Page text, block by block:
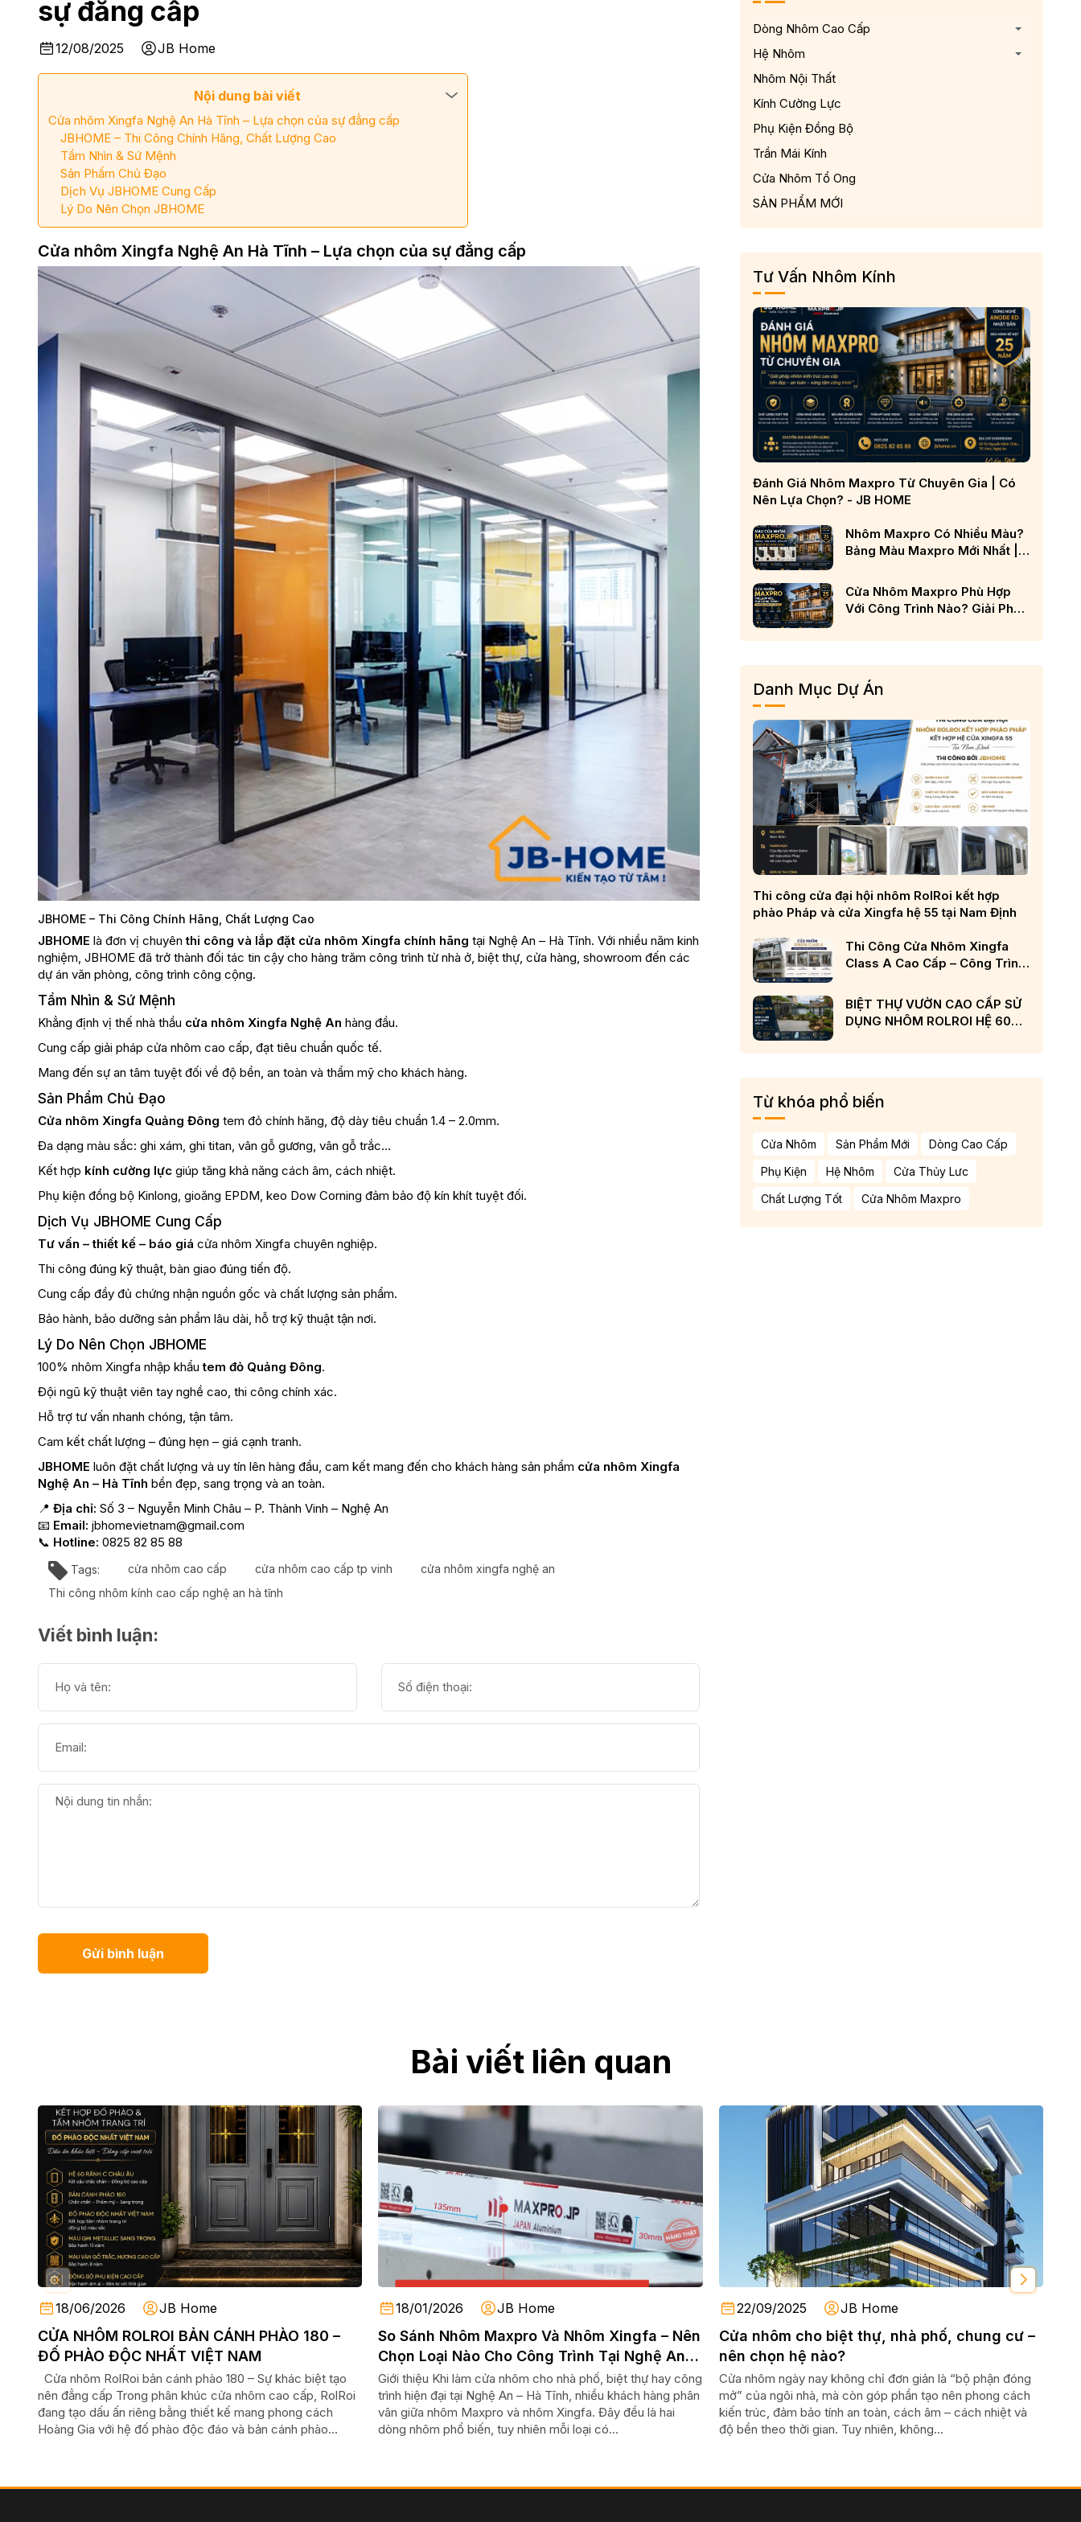
sự đẳng cấp
12/08/2025 JB Home
Nội dung bài viết
Cửa nhôm Xingfa Nghệ An Hà Tĩnh – Lựa chọn của sự đẳng cấp
JBHOME – Thi Công Chính Hãng, Chất Lượng Cao
Tầm Nhìn & Sứ Mệnh
Sản Phẩm Chủ Đạo
Dịch Vụ JBHOME Cung Cấp
Lý Do Nên Chọn JBHOME
Cửa nhôm Xingfa Nghệ An Hà Tĩnh – Lựa chọn của sự đẳng cấp
JBHOME – Thi Công Chính Hãng, Chất Lượng Cao
JBHOME là đơn vị chuyênthi công và lắp đặt cửa nhôm Xingfa chính hãng tại Nghệ An – Hà Tĩnh. Với nhiều năm kinh
nghiệm, JBHOME đã trở thành đối tác tin cậy cho hàng trăm công trình từ nhà ở, biệt thự, cửa hàng, showroom đến các
dự án văn phòng, công trình công cộng.
Tầm Nhìn & Sứ Mệnh
Khẳng định vị thế nhà thầu cửa nhôm Xingfa Nghệ An hàng đầu.
Cung cấp giải pháp cửa nhôm cao cấp, đạt tiêu chuẩn quốc tế.
Mang đến sự an tâm tuyệt đối về độ bền, an toàn và thẩm mỹ cho khách hàng.
Sản Phẩm Chủ Đạo
Cửa nhôm Xingfa Quảng Đông tem đỏ chính hãng, độ dày tiêu chuẩn 1.4 – 2.0mm.
Đa dạng màu sắc: ghi xám, ghi titan, vân gỗ gương, vân gỗ trắc…
Kết hợp kính cường lực giúp tăng khả năng cách âm, cách nhiệt.
Phụ kiện đồng bộ Kinlong, gioăng EPDM, keo Dow Corning đảm bảo độ kín khít tuyệt đối.
Dịch Vụ JBHOME Cung Cấp
Tư vấn – thiết kế – báo giá cửa nhôm Xingfa chuyên nghiệp.
Thi công đúng kỹ thuật, bàn giao đúng tiến độ.
Cung cấp đầy đủ chứng nhận nguồn gốc và chất lượng sản phẩm.
Bảo hành, bảo dưỡng sản phẩm lâu dài, hỗ trợ kỹ thuật tận nơi.
Lý Do Nên Chọn JBHOME
100% nhôm Xingfa nhập khẩutem đỏ Quảng Đông.
Đội ngũ kỹ thuật viên tay nghề cao, thi công chính xác.
Hỗ trợ tư vấn nhanh chóng, tận tâm.
Cam kết chất lượng – đúng hẹn – giá cạnh tranh.
JBHOME luôn đặt chất lượng và uy tín lên hàng đầu, cam kết mang đến cho khách hàng sản phẩm cửa nhôm Xingfa
Nghệ An – Hà Tĩnh bền đẹp, sang trọng và an toàn.
📍 Địa chỉ: Số 3 – Nguyễn Minh Châu – P. Thành Vinh – Nghệ An
📧 Email: jbhomevietnam@gmail.com
📞 Hotline: 0825 82 85 88
Tags: cửa nhôm cao cấp cửa nhôm cao cấp tp vinh
cửa nhôm xingfa nghệ an
Thi công nhôm kính cao cấp nghệ an hà tĩnh
Viết bình luận:
Gửi bình luận
Dòng Nhôm Cao Cấp
Hệ Nhôm
Nhôm Nội Thất
Kính Cường Lực
Phụ Kiện Đồng Bộ
Trần Mái Kính
Cửa Nhôm Tổ Ong
SẢN PHẨM MỚI
Tư Vấn Nhôm Kính
Đánh Giá Nhôm Maxpro Từ Chuyên Gia | Có
Nên Lựa Chọn? - JB HOME
Nhôm Maxpro Có Nhiều Màu?
Bảng Màu Maxpro Mới Nhất |
Cửa Nhôm Maxpro Phù Hợp
Với Công Trình Nào? Giải Pháp
Công Trình Cao Cấp
Danh Mục Dự Án
Thi công cửa đại hội nhôm RolRoi kết hợp
phào Pháp và cửa Xingfa hệ 55 tại Nam Định
Thi Công Cửa Nhôm Xingfa
Class A Cao Cấp – Công Trình
An
BIỆT THỰ VƯỜN CAO CẤP SỬ
DỤNG NHÔM ROLROI HỆ 60
LOW-E CẢN NHIỆT
Từ khóa phổ biến
Cửa Nhôm Sản Phẩm Mới
Dòng Cao Cấp
Phụ Kiện
Hệ Nhôm
Cửa Thủy Lưc
Chất Lượng Tốt
Cửa Nhôm Maxpro
Bài viết liên quan
18/06/2026 JB Home
CỬA NHÔM ROLROI BẢN CÁNH PHÀO 180 –
ĐỐ PHÀO ĐỘC NHẤT VIỆT NAM
Cửa nhôm RolRoi bản cánh phào 180 – Sự khác biệt tạo
nên đẳng cấp Trong phân khúc cửa nhôm cao cấp, RolRoi
đang tạo dấu ấn riêng bằng thiết kế mang phong cách
Hoàng Gia với hệ đố phào độc đáo và bản cánh phào...
18/01/2026 JB Home
So Sánh Nhôm Maxpro Và Nhôm Xingfa – Nên
Chọn Loại Nào Cho Công Trình Tại Nghệ An –
Hà Tĩnh?
Giới thiệu Khi làm cửa nhôm cho nhà phố, biệt thự hay công
trình hiện đại tại Nghệ An – Hà Tĩnh, nhiều khách hàng phân
vân giữa nhôm Maxpro và nhôm Xingfa. Đây đều là hai
dòng nhôm phổ biến, tuy nhiên mỗi loại có...
22/09/2025 JB Home
Cửa nhôm cho biệt thự, nhà phố, chung cư –
nên chọn hệ nào?
Cửa nhôm ngày nay không chỉ đơn giản là “bộ phận đóng
mở” của ngôi nhà, mà còn góp phần tạo nên phong cách
kiến trúc, đảm bảo tính an toàn, cách âm – cách nhiệt và
độ bền theo thời gian. Tuy nhiên, không...